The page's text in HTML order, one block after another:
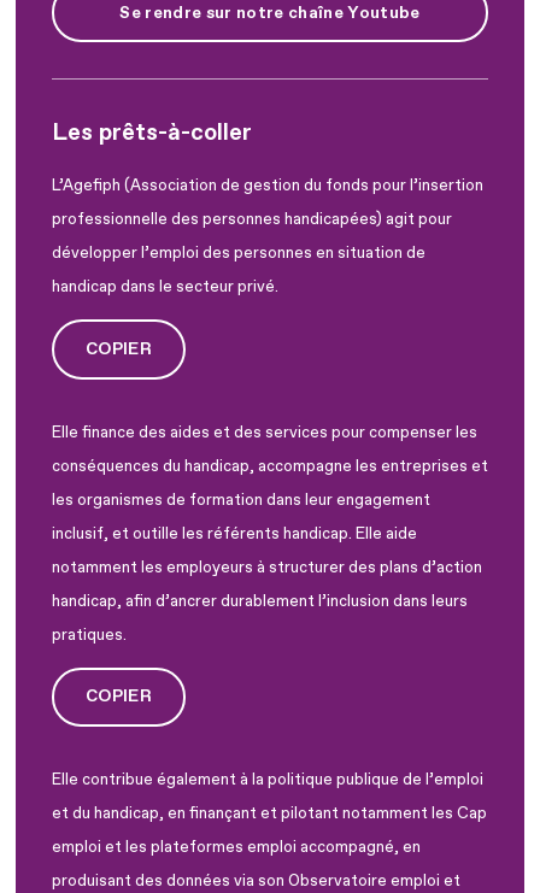
Se rendre sur notre chaîne Youtube
Les prêts-à-coller
L’Agefiph (Association de gestion du fonds pour l’insertion
professionnelle des personnes handicapées) agit pour
développer l’emploi des personnes en situation de
handicap dans le secteur privé.
COPIER
Elle finance des aides et des services pour compenser les
conséquences du handicap, accompagne les entreprises et
les organismes de formation dans leur engagement
inclusif, et outille les référents handicap. Elle aide
notamment les employeurs à structurer des plans d’action
handicap, afin d’ancrer durablement l’inclusion dans leurs
pratiques.
COPIER
Elle contribue également à la politique publique de l’emploi
et du handicap, en finançant et pilotant notamment les Cap
emploi et les plateformes emploi accompagné, en
produisant des données via son Observatoire emploi et